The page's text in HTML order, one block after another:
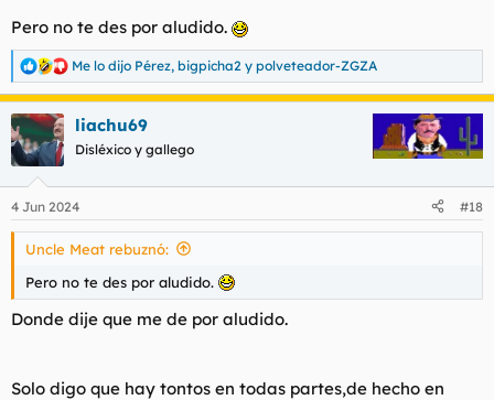
Pero no te des por aludido.
R
e
a
c
c
e
s
Me lo dijo Pérez, bigpicha2 y polveteador-ZGZA
liachu69
Disléxico y gallego
4 Jun 2024 #18
Uncle Meat rebuznó:
Pero no te des por aludido.
Donde dije que me de por aludido.
Solo digo que hay tontos en todas partes,de hecho en